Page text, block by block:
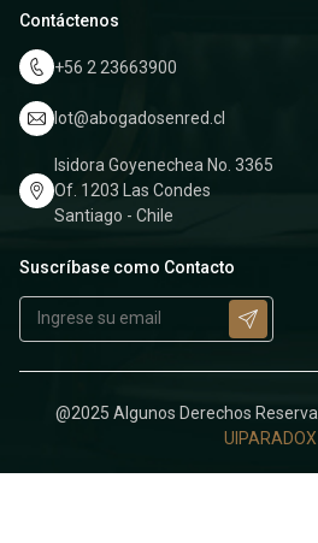
Contáctenos
+56 2 23663900
lot@abogadosenred.cl
Isidora Goyenechea No. 3365
Of. 1203 Las Condes
Santiago - Chile
Suscríbase como Contacto
@2025 Algunos Derechos
UIPARADOX